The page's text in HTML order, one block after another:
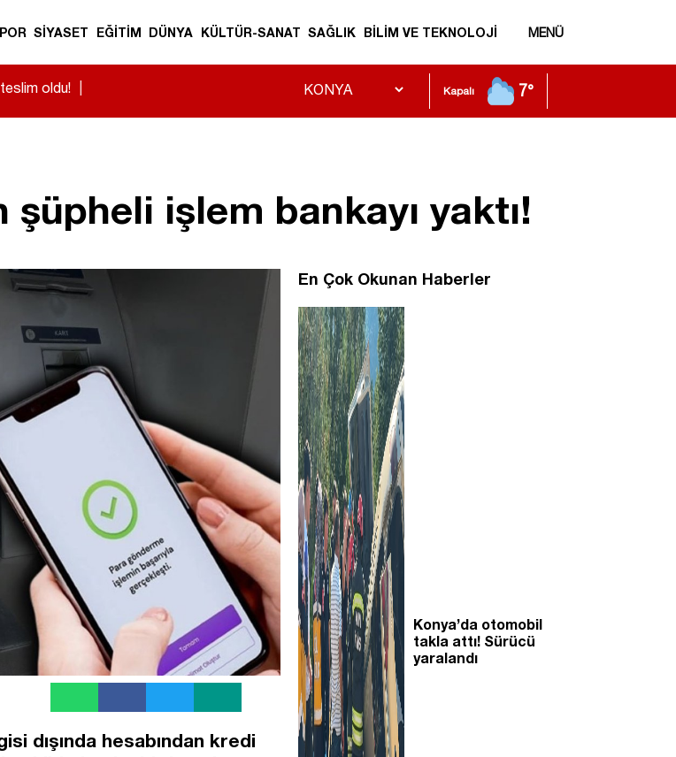
SİYASET EĞİTİM DÜNYA KÜLTÜR-SANAT SAĞLIK BİLİM VE TEKNOLOJİ MENÜ
| Kapalı 7°
şüpheli işlem bankayı yaktı!
dışında hesabından kredi
En Çok Okunan Haberler
Konya’da otomobil
takla attı! Sürücü
yaralandı